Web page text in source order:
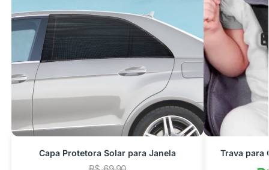
Capa Protetora Solar para Janela Trava para